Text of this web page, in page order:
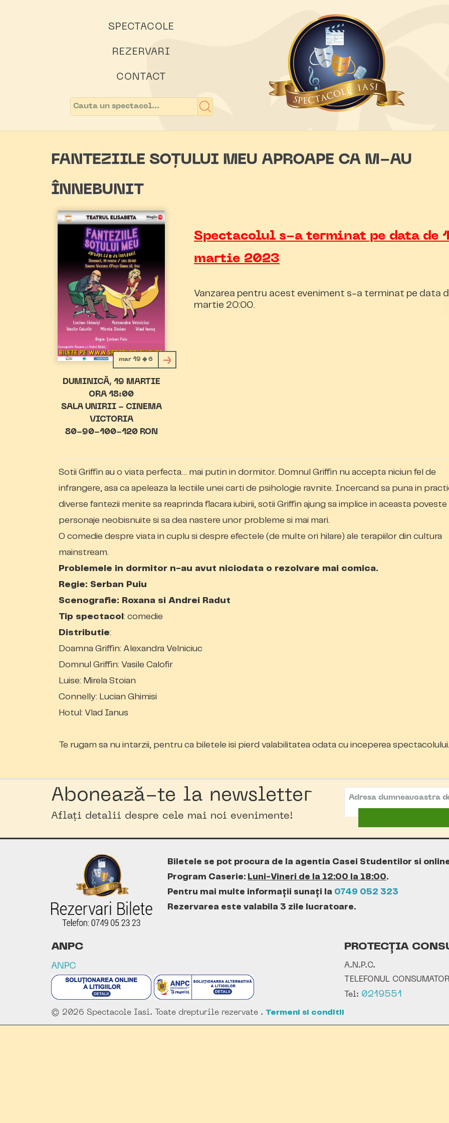
SPECTACOLE
REZERVARI
CONTACT
FANTEZIILE SOȚULUI MEU APROAPE CA M-AU
ÎNNEBUNIT
mar 19 ◆ 6
DUMINICĂ 19 MARTIE
ORA 18:00
SALA UNIRII - CINEMA
VICTORIA
80-90-100-120 RON
Spectacolul s-a terminat pe data de
martie 2023
Vanzarea pentru acest eveniment s-a terminat pe data
martie 20:00.
Sotii Griffin au o viata perfecta… mai putin in dormitor. Domnul Griffin nu accepta niciun fel de
infrangere, asa ca apeleaza la lectiile unei carti de psihologie ravnite. Incercand sa puna in
diverse fantezii menite sa reaprinda flacara iubirii, sotii Griffin ajung sa implice in aceasta poveste
personaje neobisnuite si sa dea nastere unor probleme si mai mari.
O comedie despre viata in cuplu si despre efectele (de multe ori hilare) ale terapiilor din cultura
mainstream.
Problemele in dormitor n-au avut niciodata o rezolvare mai comica.
Regie: Serban Puiu
Scenografie: Roxana si Andrei Radut
Tip spectacol : comedie
Distributie:
Doamna Griffin: Alexandra Velniciuc
Domnul Griffin: Vasile Calofir
Luise: Mirela Stoian
Connelly: Lucian Ghimisi
Hotul: Vlad Ianus
Te rugam sa nu intarzii, pentru ca biletele isi pierd valabilitatea odata cu inceperea spectacolului.
Abonează-te la newsletter
Aflați detalii despre cele mai noi evenimente!
Biletele se pot procura de la agentia Casei Studentilor si
Program Caserie: Luni-Vineri de la 12:00 la 18:00.
Pentru mai multe informații sunați la 0749 052 323
Rezervarea este valabila 3 zile lucratoare.
ANPC
ANPC
PROTECȚIA
A.N.P.C.
TELEFONUL
Tel: 0219551
© 2026 Spectacole Iasi. Toate drepturile rezervate . Termeni si conditii